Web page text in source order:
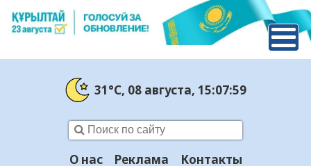
31°C, 08 августа, 15:07:59
О нас Реклама Контакты